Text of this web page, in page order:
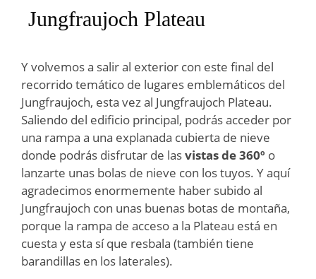
Jungfraujoch Plateau
Y volvemos a salir al exterior con este final del
recorrido temático de lugares emblemáticos del
Jungfraujoch, esta vez al Jungfraujoch Plateau.
Saliendo del edificio principal, podrás acceder por
una rampa a una explanada cubierta de nieve
donde podrás disfrutar de lasvistas de 360º o
lanzarte unas bolas de nieve con los tuyos. Y aquí
agradecimos enormemente haber subido al
Jungfraujoch con unas buenas botas de montaña,
porque la rampa de acceso a la Plateau está en
cuesta y esta sí que resbala (también tiene
barandillas en los laterales).